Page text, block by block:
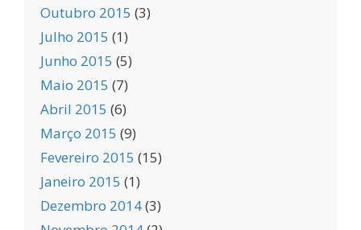
Outubro 2015 (3)
Julho 2015 (1)
Junho 2015 (5)
Maio 2015 (7)
Abril 2015 (6)
Março 2015 (9)
Fevereiro 2015 (15)
Janeiro 2015 (1)
Dezembro 2014(3)